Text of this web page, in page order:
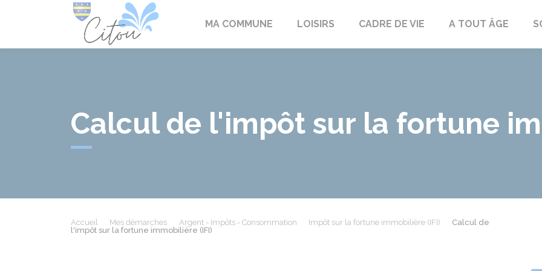
MA COMMUNE LOISIRS CADRE DE VIE A TOUT ÂGE
Calcul de l'impôt sur la fortune
Accueil Mes démarches Argent - Impôts - Consommation Impôt sur la fortune immobilière (IFI)
Calcul de
l'impôt sur la fortune immobilière (IFI)